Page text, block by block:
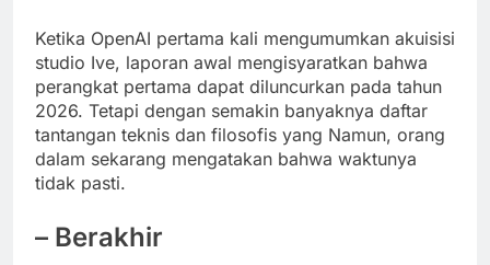
Ketika OpenAI pertama kali mengumumkan akuisisi
studio Ive, laporan awal mengisyaratkan bahwa
perangkat pertama dapat diluncurkan pada tahun
2026. Tetapi dengan semakin banyaknya daftar
tantangan teknis dan filosofis yang Namun, orang
dalam sekarang mengatakan bahwa waktunya
tidak pasti.
– Berakhir